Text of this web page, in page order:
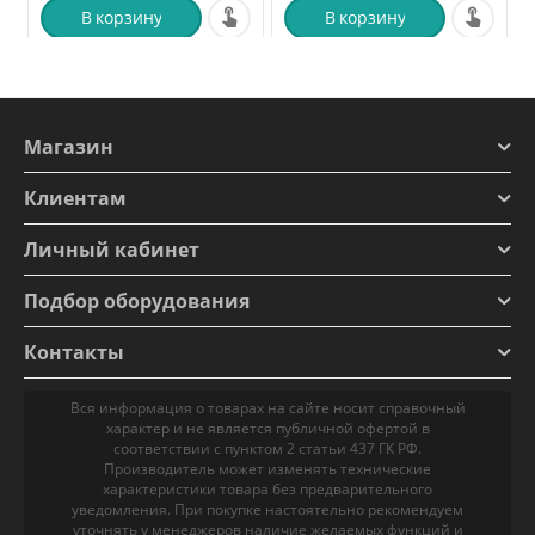
В корзину В корзину
Магазин
Клиентам
Личный кабинет
Подбор оборудования
Контакты
Вся информация о товарах на сайте носит справочный
характер и не является публичной офертой в
соответствии с пунктом 2 статьи 437 ГК РФ.
Производитель может изменять технические
характеристики товара без предварительного
уведомления. При покупке настоятельно рекомендуем
уточнять у менеджеров наличие желаемых функций и